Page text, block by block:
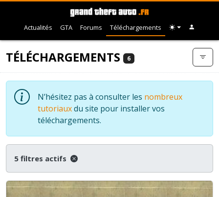
Actualités GTA Forums Téléchargements
TÉLÉCHARGEMENTS 6
N’hésitez pas à consulter les nombreux
tutoriauxdu site pour installer vos
téléchargements.
5 filtres actifs